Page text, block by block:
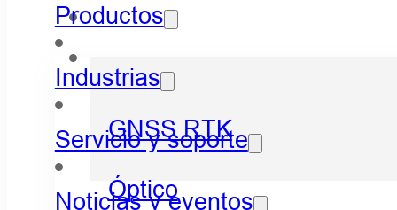
Productos
GNSS RTK
Óptico
Industrias
Servicio y soporte
Noticias y eventos